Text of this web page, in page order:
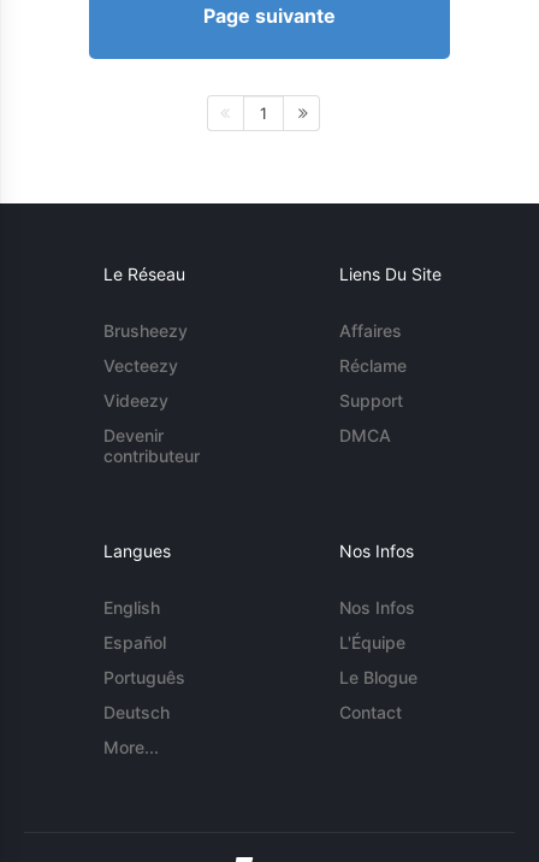
Page suivante
1
Le Réseau
Brusheezy
Vecteezy
Videezy
Devenir
contributeur
Liens Du Site
Affaires
Réclame
Support
DMCA
Langues
English
Español
Português
Deutsch
More...
Nos Infos
Nos Infos
L'Équipe
Le Blogue
Contact